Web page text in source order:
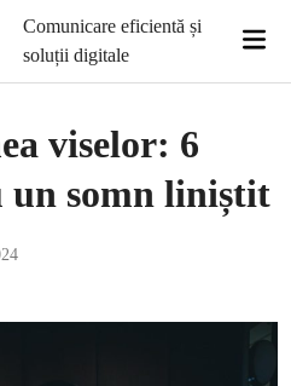
Comunicare eficientă și
soluții digitale
viselor: 6
somn liniștit